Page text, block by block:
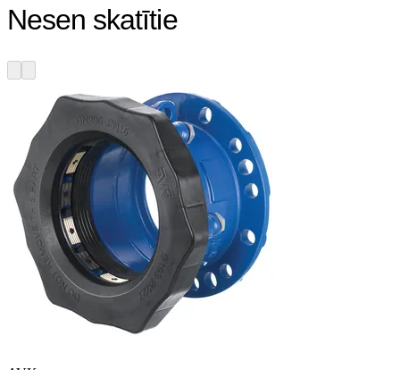
Nesen skatītie